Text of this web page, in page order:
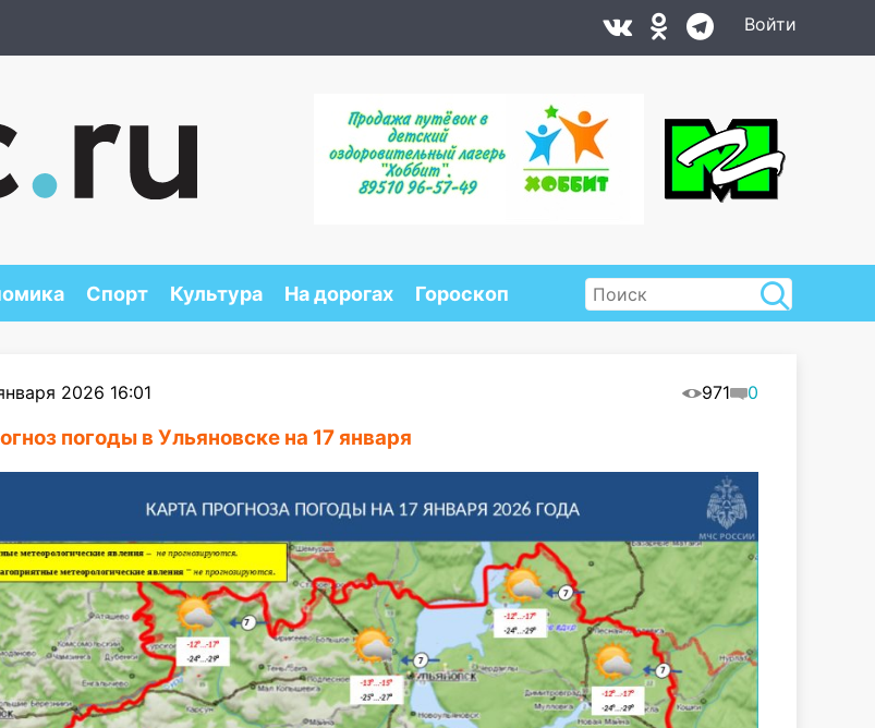
Войти
Спорт Культура На дорогах Гороскоп
2026 16:01 971 0
погоды в Ульяновске на 17 января